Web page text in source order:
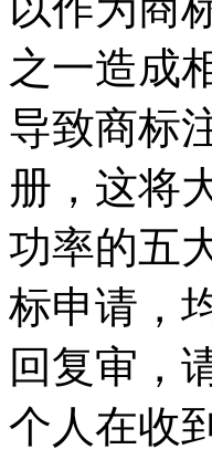
之一造成
导致商标
册，这将
功率的五
标申请，
回复审，
个人在收